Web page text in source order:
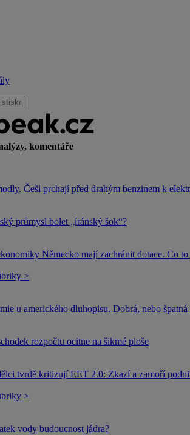
komentáře
Češi prchají před drahým benzinem k
průmysl bolet „íránský šok“?
Německo mají zachránit dotace. Co to
>
u amerického dluhopisu. Dobrá, nebo
rozpočtu ocitne na šikmé ploše
tvrdě kritizují EET 2.0: Zkazí a zamoří
>
vody budoucnost jádra?